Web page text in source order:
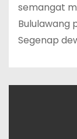
semangat
Bululawang
Segenap